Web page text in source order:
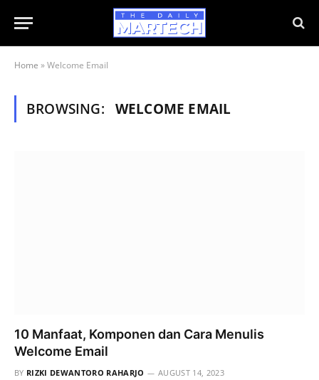
Home »Welcome Email
BROWSING: WELCOME EMAIL
10 Manfaat, Komponen dan Cara Menulis
Welcome Email
BY RIZKI DEWANTORO RAHARJO AUGUST 14, 2023